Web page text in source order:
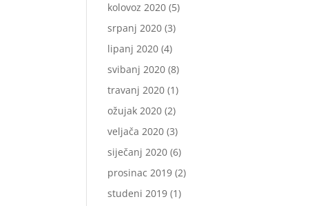
kolovoz 2020 (5)
srpanj 2020 (3)
lipanj 2020 (4)
svibanj 2020 (8)
travanj 2020 (1)
ožujak 2020 (2)
veljača 2020 (3)
siječanj 2020 (6)
prosinac 2019 (2)
studeni 2019 (1)